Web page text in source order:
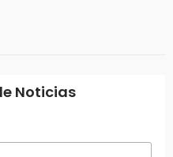
Noticias